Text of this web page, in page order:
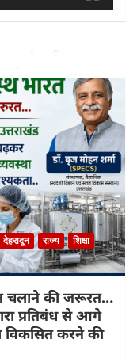
देहरादून राज्य
शिक्षा
चलाने की जरूरत…
प्रतिबंध से आगे
विकसित करने की